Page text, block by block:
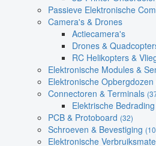
Passieve Elektronische
Camera's & Drones
Actiecamera's
Drones &
RC Helikopters &
Elektronische Modules &
Elektronische Opbergdozen
Connectoren & Terminals
Elektrische Bedrading
PCB & Protoboard (32)
Schroeven & Bevestiging
Elektronische